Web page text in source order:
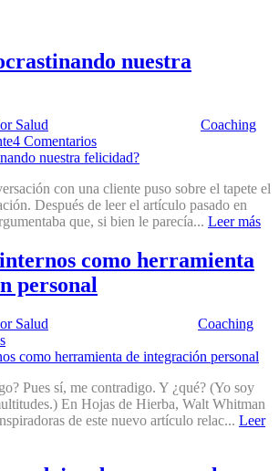
nuestra
Salud
Coaching
4 Comentarios
con una cliente puso sobre el tapete el
Después de leer el artículo pasado en
que, si bien le parecía... Leer más
como herramienta
personal
Salud
Coaching
Pues sí, me contradigo. Y ¿qué? (Yo soy
En Hojas de Hierba, Walt Whitman
de este nuevo artículo relac... Leer